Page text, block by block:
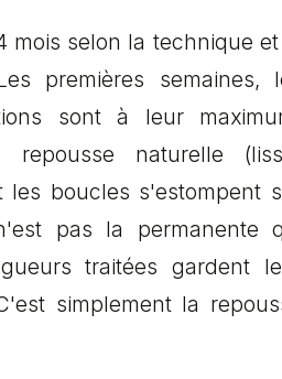
mois selon la technique
premières semaines,
sont à leur
repousse naturelle
boucles s'estompent
pas la permanente
traitées gardent
simplement la